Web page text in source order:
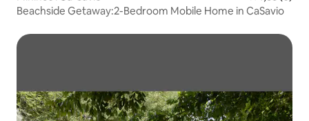
Beachside Getaway:2-Bedroom Mobile Home in CaSavio